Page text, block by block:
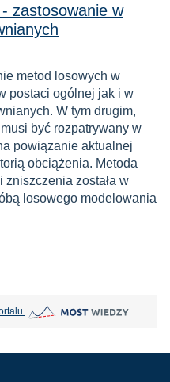
zastosowanie w
metod losowych w
postaci ogólnej jak i w
W tym drugim,
być rozpatrywany w
powiązanie aktualnej
obciążenia. Metoda
zniszczenia została w
losowego modelowania
MOST Wiedzy otwiera się w